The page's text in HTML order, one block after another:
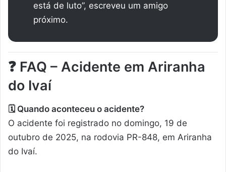
está de luto”, escreveu um amigo
próximo.
❓ FAQ – Acidente em Ariranha
do Ivaí
🗓️ Quando aconteceu o acidente?
O acidente foi registrado no domingo, 19 de
outubro de 2025, na rodovia PR-848, em Ariranha
do Ivaí.